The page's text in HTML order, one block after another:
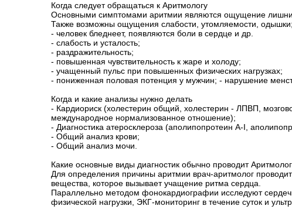
Когда следует обращаться к Аритмологу
Основными симптомами аритмии являются ощущение
Также возможны ощущения слабости, утомляемости, одышки;
- человек бледнеет, появляются боли в сердце и др.
- слабость и усталость;
- раздражительность;
- повышенная чувствительность к жаре и холоду;
- учащенный пульс при повышенных физических нагрузках;
- пониженная половая потенция у мужчин; - нарушение
Когда и какие анализы нужно делать
- Кардиориск (холестерин общий, холестерин - ЛПВП,
международное нормализованное отношение);
- Диагностика атеросклероза (аполипопротеин А-I,
- Общий анализ крови;
- Общий анализ мочи.
Какие основные виды диагностик обычно проводит Аритмолог
Для определения причины аритмии врач-аритмолог
вещества, которое вызывает учащение ритма сердца.
Параллельно методом фонокардиографии исследуют
физической нагрузки, ЭКГ-мониторинг в течение суток и